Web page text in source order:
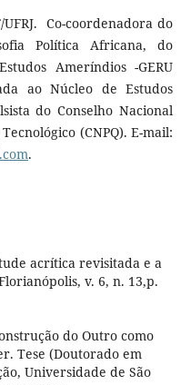
Co-coordenadora do
Política Africana, do
Ameríndios -GERU
ao Núcleo de Estudos
do Conselho Nacional
(CNPQ). E-mail:
.
acrítica revisitada e a
v. 6, n. 13,p.
do Outro como
Tese (Doutorado em
Universidade de São